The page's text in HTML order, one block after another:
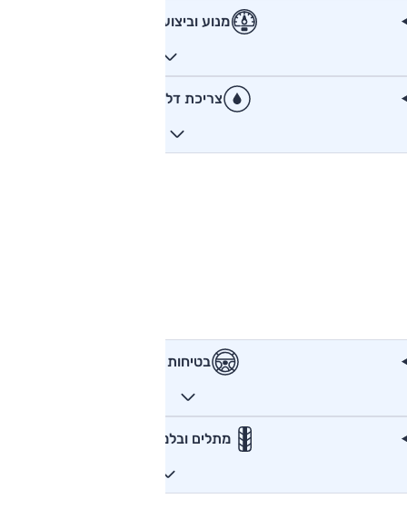
מנוע וביצועים
צריכת דלק
בטיחות
מתלים ובלמים